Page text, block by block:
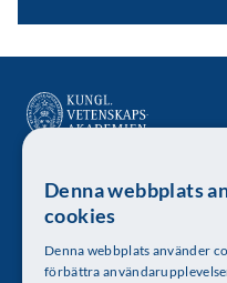
Kungl.
Besöksadress: Lilla
Denna webbplats
cookies
Denna webbplats använder
förbättra